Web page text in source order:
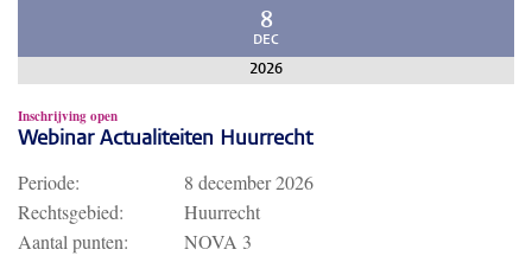
8
DEC
2026
Inschrijving open
Webinar Actualiteiten Huurrecht
Periode:
8 december 2026
Rechtsgebied:
Huurrecht
Aantal punten:
NOVA 3